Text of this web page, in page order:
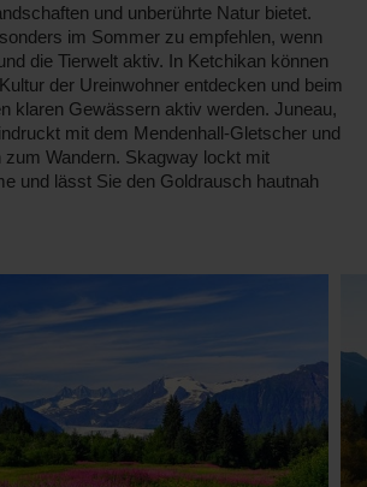
und unberührte Natur bietet.
im Sommer zu empfehlen, wenn
die Tierwelt aktiv. In Ketchikan können
der Ureinwohner entdecken und beim
klaren Gewässern aktiv werden. Juneau,
mit dem Mendenhall-Gletscher und
zum Wandern. Skagway lockt mit
und lässt Sie den Goldrausch hautnah